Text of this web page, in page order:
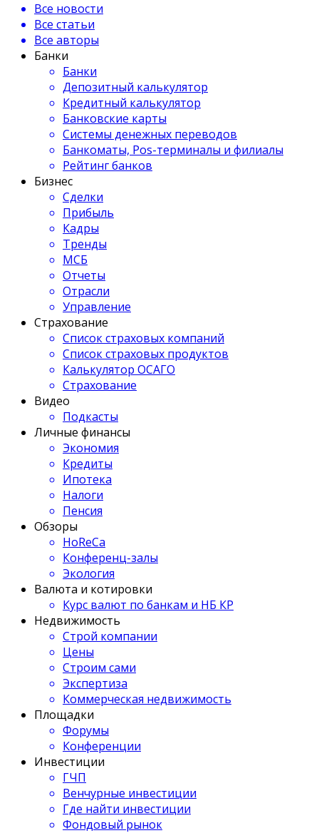
Все новости
Все статьи
Все авторы
Банки
Банки
Депозитный калькулятор
Кредитный калькулятор
Банковские карты
Системы денежных переводов
Банкоматы, Pos-терминалы и филиалы
Рейтинг банков
Бизнес
Сделки
Прибыль
Кадры
Тренды
МСБ
Отчеты
Отрасли
Управление
Страхование
Список страховых компаний
Список страховых продуктов
Калькулятор ОСАГО
Страхование
Видео
Подкасты
Личные финансы
Экономия
Кредиты
Ипотека
Налоги
Пенсия
Обзоры
HoReCa
Конференц-залы
Экология
Валюта и котировки
Курс валют по банкам и НБ КР
Недвижимость
Строй компании
Цены
Строим сами
Экспертиза
Коммерческая недвижимость
Площадки
Форумы
Конференции
Инвестиции
ГЧП
Венчурные инвестиции
Где найти инвестиции
Фондовый рынок